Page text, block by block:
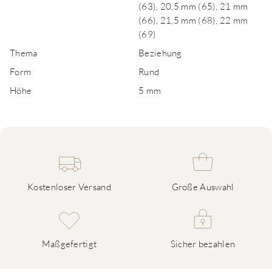
(63), 20,5 mm (65), 21 mm
(66), 21,5 mm (68), 22 mm
(69)
Thema
Beziehung
Form
Rund
Höhe
5 mm
Kostenloser Versand Große Auswahl
Maßgefertigt Sicher bezahlen